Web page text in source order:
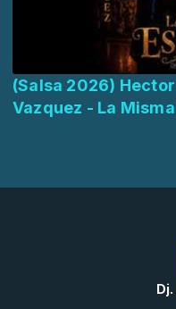
(Salsa 2026)
Vazquez - La